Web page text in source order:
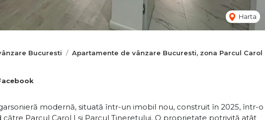
Harta
Bucuresti Apartamente de vânzare Bucuresti, zona Parcul Carol
modernă, situată într-un imobil nou, construit în 2025, într-o
Parcul Carol I și Parcul Tineretului. O proprietate potrivită atât